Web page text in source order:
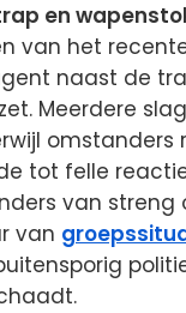
en
van het
naast de
Meerdere
omstanders
tot felle
van streng
van